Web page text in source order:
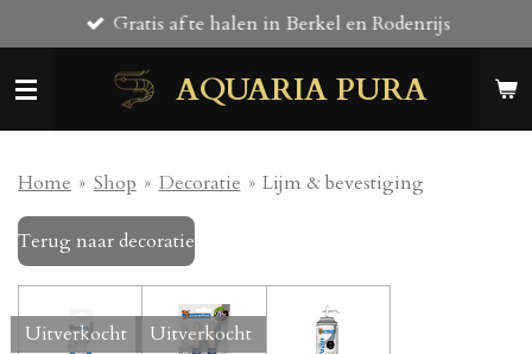
direct
naar
AQUARIA PURA
Gratis af te halen in Berkel en Rodenrijs
Home » Shop » Decoratie » Lijm & bevestiging
Terug naar decoratie
Uitverkocht Uitverkocht